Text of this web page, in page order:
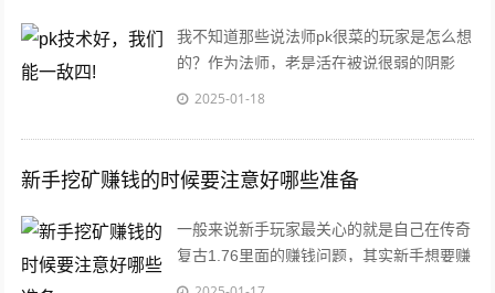
我不知道那些说法师pk很菜的玩家是怎么想
的？作为法师，老是活在被说很弱的阴影
下，让我自己都觉得自己非常菜了，其实我
2025-01-18
新手挖矿赚钱的时候要注意好哪些准备
一般来说新手玩家最关心的就是自己在传奇
复古1.76里面的赚钱问题，其实新手想要赚
钱的话，最有效的一个方法就是挖矿了，毕